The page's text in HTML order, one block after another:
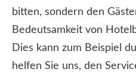
bitten, sondern den
Bedeutsamkeit von
Dies kann zum Beispiel
helfen Sie uns, den